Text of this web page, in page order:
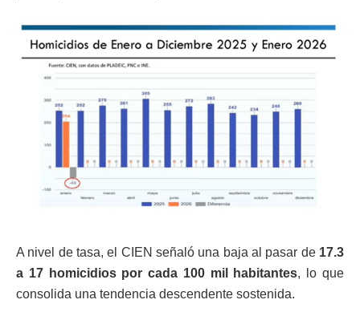
A nivel de tasa, el CIEN señaló una baja al pasar de 17.3
a 17 homicidios por cada 100 mil habitantes, lo que
consolida una tendencia descendente sostenida.